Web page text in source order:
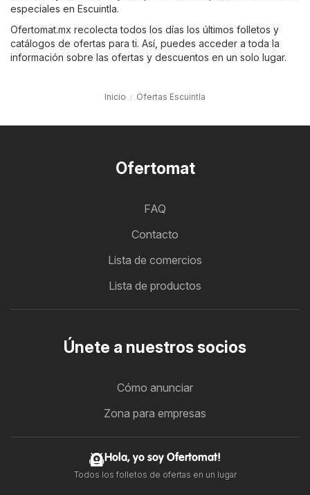
especiales en Escuintla.
Ofertomat.mx recolecta todos los días los últimos folletos y
catálogos de ofertas para ti. Así, puedes acceder a toda la
información sobre las ofertas y descuentos en un solo lugar.
Inicio Ofertas Escuintla
Ofertomat
FAQ
Contacto
Lista de comercios
Lista de productos
Únete a nuestros socios
Cómo anunciar
Zona para empresas
Hola, yo soy Ofertomat!
Todos los folletos de ofertas en un lugar